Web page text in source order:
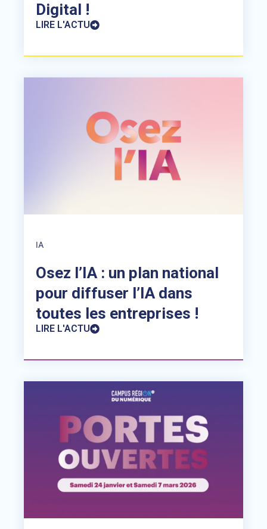
Digital !
LIRE L'ACTU
IA
Osez l’IA : un plan national
pour diffuser l’IA dans
toutes les entreprises !
LIRE L'ACTU